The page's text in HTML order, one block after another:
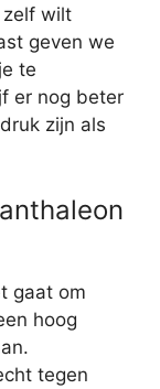
zelf wilt
geven we
te
er nog beter
zijn als
gaat om
hoog
tegen